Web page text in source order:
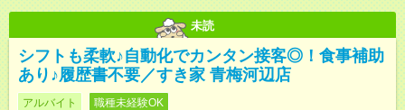
未読
シフトも柔軟♪自動化でカンタン接客◎！食事補助
あり♪履歴書不要／すき家 青梅河辺店
アルバイト 職種未経験OK